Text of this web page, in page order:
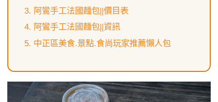
阿鸞手工法國麵包||價目表
阿鸞手工法國麵包||資訊
中正區美食.景點.食尚玩家推薦懶人包